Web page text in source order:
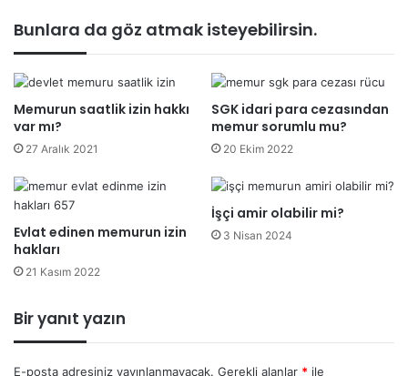
Bunlara da göz atmak isteyebilirsin.
Memurun saatlik izin hakkı
var mı?
27 Aralık 2021
SGK idari para cezasından
memur sorumlu mu?
20 Ekim 2022
Evlat edinen memurun izin
hakları
21 Kasım 2022
İşçi amir olabilir mi?
3 Nisan 2024
Bir yanıt yazın
E-posta adresiniz yayınlanmayacak. Gerekli alanlar * ile